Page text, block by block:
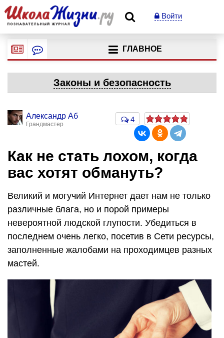
Войти
ГЛАВНОЕ
Законы и безопасность
Александр Аб
Грандмастер
4
Как не стать лохом, когда
вас хотят обмануть?
Великий и могучий Интернет дает нам не только
различные блага, но и порой примеры
невероятной людской глупости. Убедиться в
последнем очень легко, посетив в Сети ресурсы,
заполненные жалобами на проходимцев разных
мастей.